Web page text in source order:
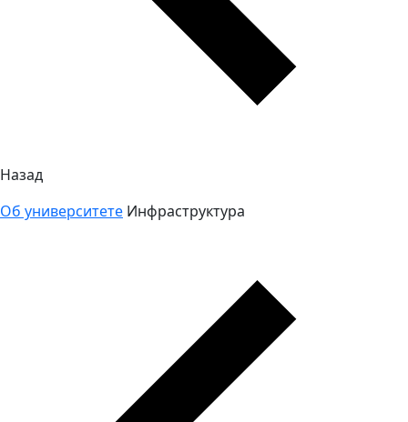
Назад
Об университете Инфраструктура